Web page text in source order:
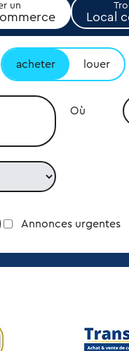
un
Local
acheter louer
Où
Annonces urgentes